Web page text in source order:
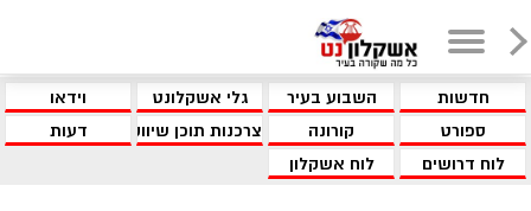
חדשות השבוע בעיר גלי אשקלונט
וידאו
ספורט
קורונה צרכנות תוכן שיווקי
דעות
לוח דרושים
לוח אשקלון